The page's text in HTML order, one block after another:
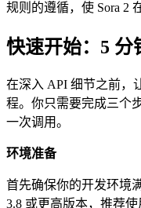
规则的遵循，使 Sora 2
快速开始：5 分
在深入 API 细节之前，
程。你只需要完成三个
一次调用。
环境准备
首先确保你的开发环境
3.8 或更高版本，推荐使